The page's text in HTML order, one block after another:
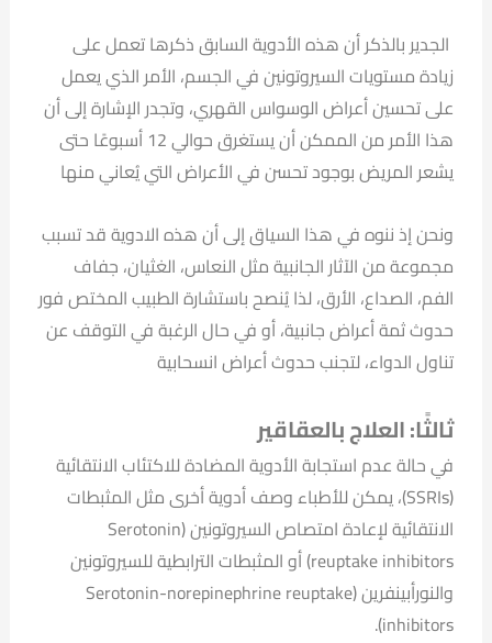
الجدير بالذكر أن هذه الأدوية السابق ذكرها تعمل على
زيادة مستويات السيروتونين في الجسم، الأمر الذي يعمل
على تحسين أعراض الوسواس القهري، وتجدر الإشارة إلى أن
هذا الأمر من الممكن أن يستغرق حوالي 12 أسبوعًا حتى
يشعر المريض بوجود تحسن في الأعراض التي يُعاني منها
ونحن إذ ننوه في هذا السياق إلى أن هذه الادوية قد تسبب
مجموعة من الآثار الجانبية مثل النعاس، الغثيان، جفاف
الفم، الصداع، الأرق، لذا يُنصح باستشارة الطبيب المختص فور
حدوث ثمة أعراض جانبية، أو في حال الرغبة في التوقف عن
تناول الدواء، لتجنب حدوث أعراض انسحابية
ثالثًا: العلاج بالعقاقير
في حالة عدم استجابة الأدوية المضادة للاكتئاب الانتقائية
(SSRIs)، يمكن للأطباء وصف أدوية أخرى مثل المثبطات
الانتقائية لإعادة امتصاص السيروتونين (Serotonin
reuptake inhibitors) أو المثبطات الترابطية للسيروتونين
والنورأبينفرين (Serotonin-norepinephrine reuptake
inhibitors).